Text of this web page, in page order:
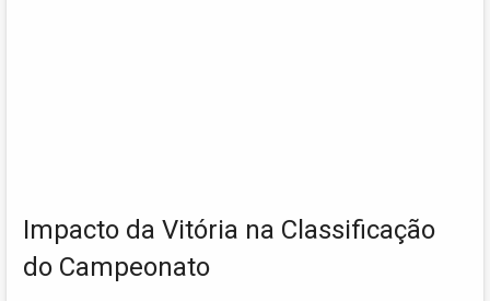
Impacto da Vitória na Classificação
do Campeonato